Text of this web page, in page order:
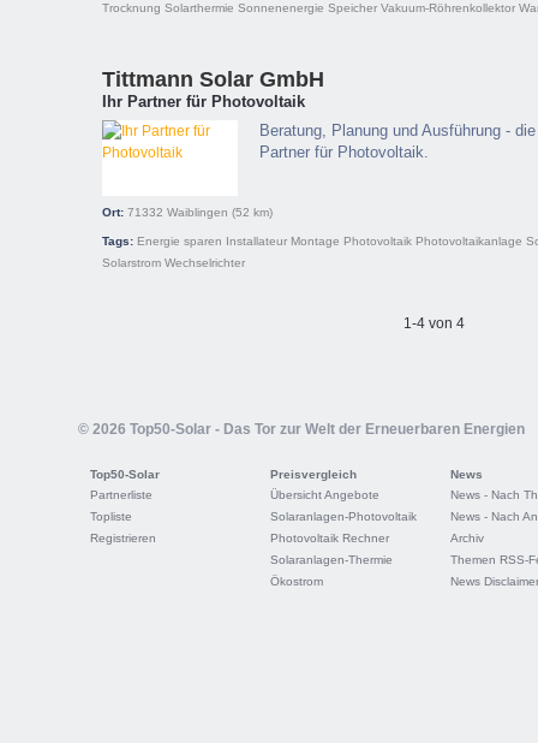
Trocknung Solarthermie Sonnenenergie Speicher Vakuum-Röhrenkollektor
Tittmann Solar GmbH
Ihr Partner für Photovoltaik
Beratung, Planung und Ausführung -
Partner für Photovoltaik.
Ort: 71332 Waiblingen (52 km)
Tags: Energie sparen Installateur Montage Photovoltaik Photovoltaikanlage
Solarstrom Wechselrichter
1-4 von 4
© 2026 Top50-Solar - Das Tor zur Welt der Erneuerbaren Energien
Top50-Solar
Partnerliste
Topliste
Registrieren
Preisvergleich
Übersicht Angebote
Solaranlagen-Photovoltaik
Photovoltaik Rechner
Solaranlagen-Thermie
Ökostrom
News
News - Nach
News - Nach
Archiv
Themen RSS-
News Disclaimer